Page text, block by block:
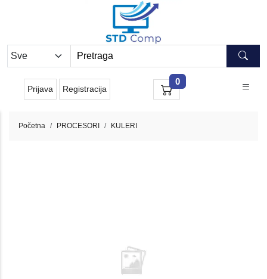
Prijava Registracija
0
Početna PROCESORI KULERI